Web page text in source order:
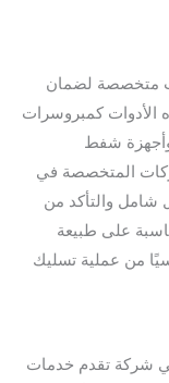
متخصصة لضمان
الأدوات كمبروسرات
وأجهزة شفط
المتخصصة في
شامل والتأكد من
على طبيعة
من عملية تسليك
شركة تقدم خدمات